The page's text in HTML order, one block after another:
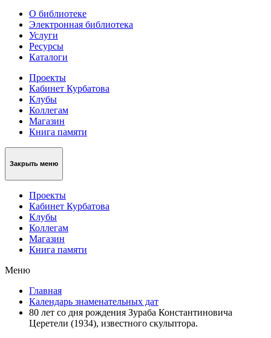
О библиотеке
Электронная библиотека
Услуги
Ресурсы
Каталоги
Проекты
Кабинет Курбатова
Клубы
Коллегам
Магазин
Книга памяти
Закрыть меню
Проекты
Кабинет Курбатова
Клубы
Коллегам
Магазин
Книга памяти
Меню
Главная
Календарь знаменательных дат
80 лет со дня рождения Зураба Константиновича
Церетели (1934), известного скульптора.